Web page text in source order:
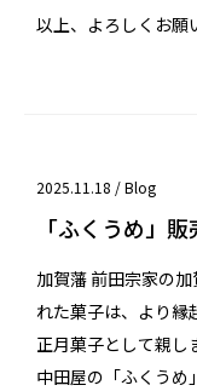
以上、よろしくお願
2025.11.18 /Blog
「ふくうめ」
加賀藩 前田宗家の
れた菓子は、より縁
正月菓子として親し
中田屋の「ふくうめ